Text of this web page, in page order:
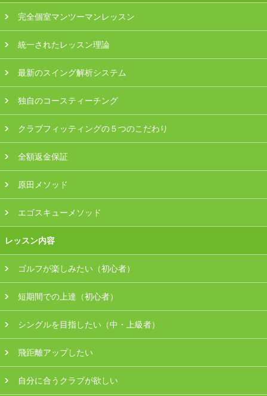
プラン・料金
店舗一覧
東京
関東（神奈川・埼玉・千葉）
中部（静岡・愛知）
関西（大阪・兵庫・滋賀）
受講生の声
採用情報
完全個室マンツーマンレッスン
統一されたレッスン理論
最新のスイング解析システム
独自のコースティーチング
クラブフィッティングの５つのこだわり
全額返金保証
原田メソッド
エゴスキューメソッド
レッスン内容
ゴルフが楽しみたい（初心者）
短期間での上達（初心者）
シングルを目指したい（中・上級者）
飛距離アップしたい
自分に合うクラブが欲しい